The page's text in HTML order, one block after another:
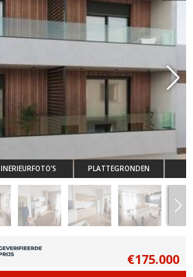
INERIEURFOTO'S PLATTEGRONDEN
€175.000